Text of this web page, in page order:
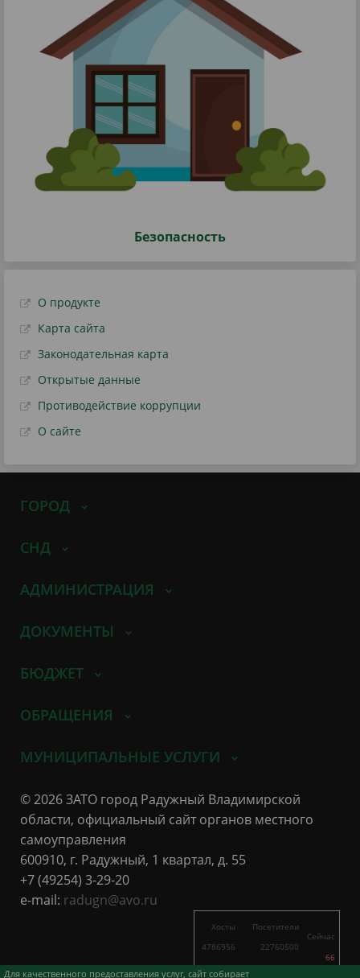
Безопасность
О продукте
Карта сайта
Законодательная карта
Открытые данные
Противодействие коррупции
О сайте
Для качественного предоставления услуг, сайт собирает
ГОРОД
СНД
АДМИНИСТРАЦИЯ
ДОКУМЕНТЫ
БЮДЖЕТ
ОБРАЩЕНИЯ
МУНИЦИПАЛЬНЫЕ УСЛУГИ
© 2026 ЗАТО город Радужный Владимирской
области, официальный сайт органов местного
самоуправления
600910, г. Радужный, 1 квартал, д. 55
+7 (49254) 3-29-20
e-mail: radugn@avo.ru
Хосты
4786956
4568
Посетители
22760500
8801
Сейчас
66